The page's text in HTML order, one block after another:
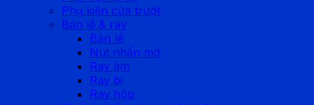
Phụ kiện cửa trượt
Bản lề & ray
Bản lề
Nút nhấn mở
Ray âm
Ray bi
Ray hộp